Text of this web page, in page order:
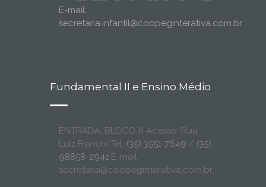
E-mail:
secretaria.infantil@coopeginterativa.com.br
Fundamental II e Ensino Médio
ENTRADA: BLOCO III Acesso: Rua
Luiz Franchi Tel: (35) 3551-7649 / (35)
98858-2941 E-mail:
secretaria@coopeginterativa.com.br